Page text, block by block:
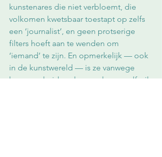
kunstenares die niet verbloemt, die
volkomen kwetsbaar toestapt op zelfs
een ‘journalist’, en geen protserige
filters hoeft aan te wenden om
‘iemand’ te zijn. En opmerkelijk — ook
in de kunstwereld — is ze vanwege
haar puurheid veel meer dan ze zelf wil